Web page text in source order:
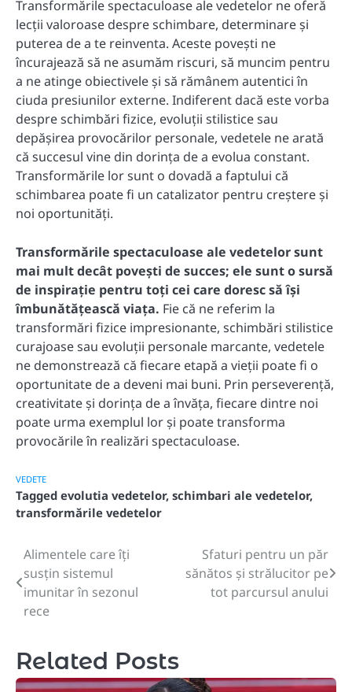
Transformările spectaculoase ale vedetelor ne oferă
lecții valoroase despre schimbare, determinare și
puterea de a te reinventa. Aceste povești ne
încurajează să ne asumăm riscuri, să muncim pentru
a ne atinge obiectivele și să rămânem autentici în
ciuda presiunilor externe. Indiferent dacă este vorba
despre schimbări fizice, evoluții stilistice sau
depășirea provocărilor personale, vedetele ne arată
că succesul vine din dorința de a evolua constant.
Transformările lor sunt o dovadă a faptului că
schimbarea poate fi un catalizator pentru creștere și
noi oportunități.
Transformările spectaculoase ale vedetelor sunt
mai mult decât povești de succes; ele sunt o sursă
de inspirație pentru toți cei care doresc să își
îmbunătățească viața. Fie că ne referim la
transformări fizice impresionante, schimbări stilistice
curajoase sau evoluții personale marcante, vedetele
ne demonstrează că fiecare etapă a vieții poate fi o
oportunitate de a deveni mai buni. Prin perseverență,
creativitate și dorința de a învăța, fiecare dintre noi
poate urma exemplul lor și poate transforma
provocările în realizări spectaculoase.
VEDETE
Tagged evolutia vedetelor, schimbari ale vedetelor,
transformările vedetelor
Post
navigation
Alimentele care îți
susțin sistemul
imunitar în sezonul
rece
Sfaturi pentru un păr
sănătos și strălucitor pe
tot parcursul anului
Related Posts